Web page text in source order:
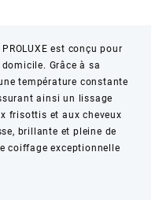
est conçu pour
Grâce à sa
température constante
ainsi un lissage
frisottis et aux cheveux
brillante et pleine de
coiffage exceptionnelle